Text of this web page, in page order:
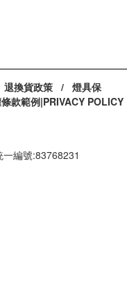
退換貨政策 / 燈具保
款範例|PRIVACY POLICY
編號:83768231